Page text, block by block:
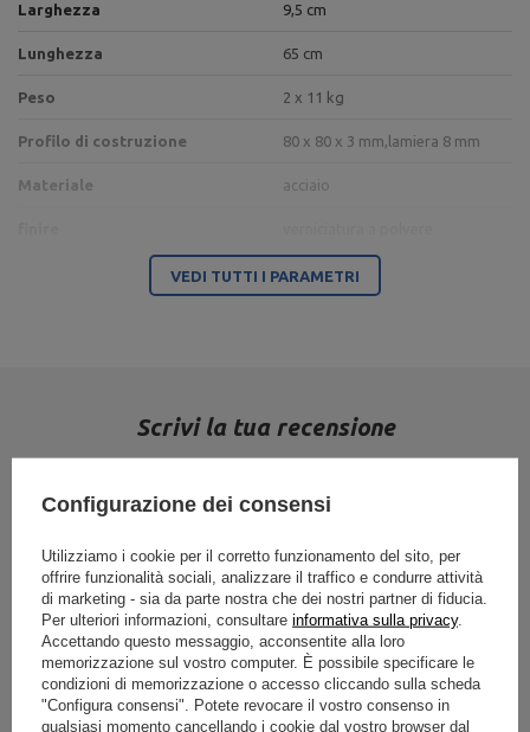
Larghezza 9,5 cm
Lunghezza 65 cm
Peso 2 x 11 kg
Profilo di costruzione 80 x 80 x 3 mm, lamiera 8 mm
Materiale acciaio
Spółka Komandytowa
Città:
Paese:
VEDI TUTTI I PARAMETRI
Scrivi la tua recensione
Contenuto della tua recensione
Aggiungi la tua foto del prodotto:
Configurazione dei consensi
Utilizziamo i cookie per il corretto funzionamento del sito, per
offrire funzionalità sociali, analizzare il traffico e condurre attività
di marketing - sia da parte nostra che dei nostri partner di fiducia.
Per ulteriori informazioni, consultare informativa sulla privacy.
Accettando questo messaggio, acconsentite alla loro
memorizzazione sul vostro computer. È possibile specificare le
condizioni di memorizzazione o accesso cliccando sulla scheda
"Configura consensi". Potete revocare il vostro consenso in
qualsiasi momento cancellando i cookie dal vostro browser dal